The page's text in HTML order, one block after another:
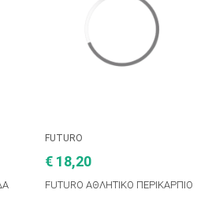
FUTURO
€ 18,20
FUTURO ΑΘΛΗΤΙΚΟ ΠΕΡΙΚΑΡΠΙΟ